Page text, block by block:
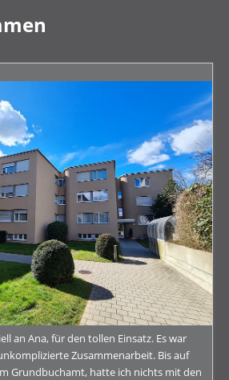
an Ana, für den tollen Einsatz. Es war
Zusammenarbeit. Bis auf
Grundbuchamt, hatte ich nichts mit den